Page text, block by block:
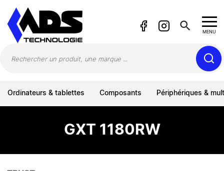
search MENU
Ordinateurs & tablettes Composants Périphériques &
GXT 1180RW